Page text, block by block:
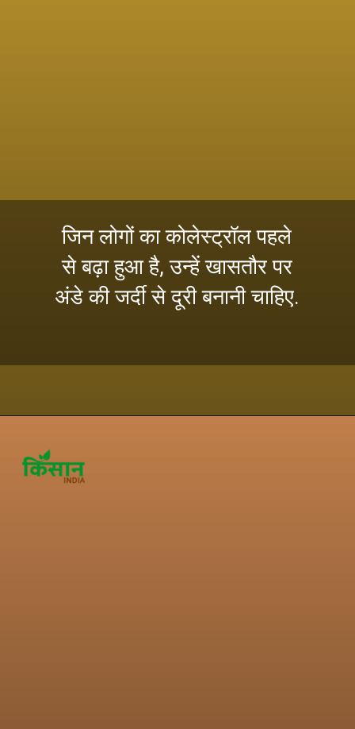
जिन लोगों का कोलेस्ट्रॉल पहले
से बढ़ा हुआ है, उन्हें खासतौर पर
अंडे की जर्दी से दूरी बनानी चाहिए.